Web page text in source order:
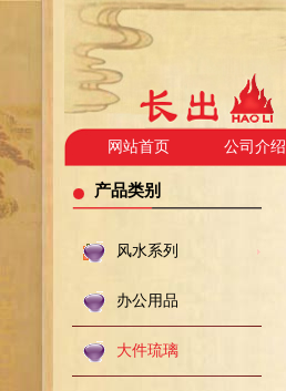
网站首页 公司介绍
产品类别
风水系列
办公用品
大件琉璃